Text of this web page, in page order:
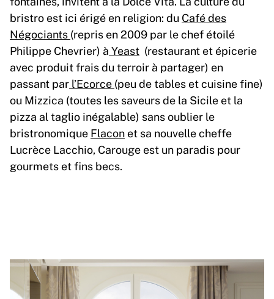
bristro est ici érigé en religion: du Café des
Négociants (repris en 2009 par le chef étoilé
Philippe Chevrier) à Yeast (restaurant et épicerie
avec produit frais du terroir à partager) en
passant par l’Ecorce (peu de tables et cuisine fine)
ou Mizzica (toutes les saveurs de la Sicile et la
pizza al taglio inégalable) sans oublier le
bristronomique Flaconet sa nouvelle cheffe
Lucrèce Lacchio, Carouge est un paradis pour
gourmets et fins becs.